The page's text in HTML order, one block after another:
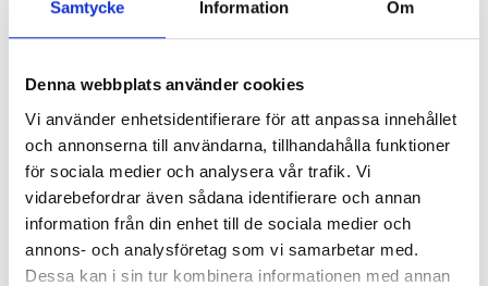
Samtycke Information Om
Denna webbplats använder cookies
Vi använder enhetsidentifierare för att anpassa innehållet
och annonserna till användarna, tillhandahålla funktioner
för sociala medier och analysera vår trafik. Vi
vidarebefordrar även sådana identifierare och annan
information från din enhet till de sociala medier och
annons- och analysföretag som vi samarbetar med.
Dessa kan i sin tur kombinera informationen med annan
SE FAKTA
Karta
KOLBYTTEMON ROSENLUND 1 -58597
LINKÖPING